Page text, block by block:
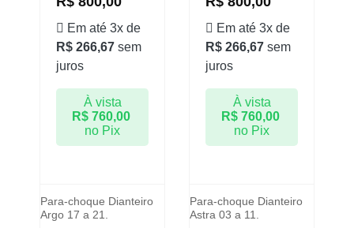
À vista
R$760,00
no Pix
Em até 3x de
R$ 266,67 sem
juros
Para-choque Dianteiro
Argo 17 a 21.
À vista
R$760,00
no Pix
Em até 3x de
R$ 266,67 sem
juros
Para-choque Dianteiro
Astra 03 a 11.